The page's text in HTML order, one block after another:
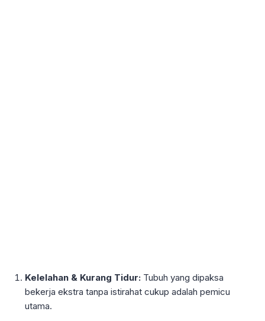
Kelelahan & Kurang Tidur: Tubuh yang dipaksa
bekerja ekstra tanpa istirahat cukup adalah pemicu
utama.